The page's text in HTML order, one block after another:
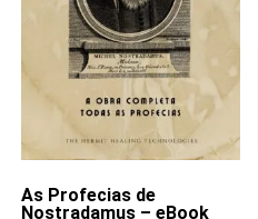
As Profecias de
Nostradamus – eBook